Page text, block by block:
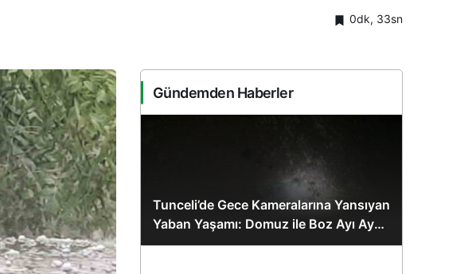
0dk, 33sn
Gündemden Haberler
Tunceli’de Gece Kameralarına Yansıyan
Yaban Yaşamı: Domuz ile Boz Ayı Aynı
Karede